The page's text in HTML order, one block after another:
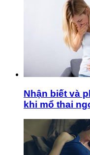
Nhận biết và
khi mổ thai